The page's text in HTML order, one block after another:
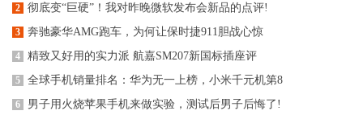
2 彻底变“巨硬”！我对昨晚微软发布会新品的点评!
3 奔驰豪华AMG跑车，为何让保时捷911胆战心惊
4 精致又好用的实力派 航嘉SM207新国标插座评
5 全球手机销量排名：华为无一上榜，小米千元机第8
6 男子用火烧苹果手机来做实验，测试后男子后悔了!